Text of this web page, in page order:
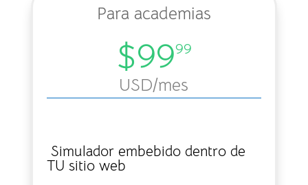
Para academias
$9999
USD/mes
Simulador embebido dentro de
TU sitio web